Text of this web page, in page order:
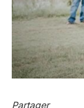
Partager